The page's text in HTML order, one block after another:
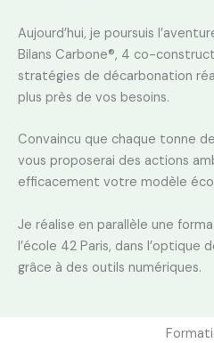
Aujourd’hui, je poursuis
Bilans Carbone®, 4 co-
stratégies de décarbonation
plus près de vos besoins.
Convaincu que chaque tonne
vous proposerai des actions
efficacement votre modèle
Je réalise en parallèle une
l’école 42 Paris, dans l’optique
grâce à des outils numériques.